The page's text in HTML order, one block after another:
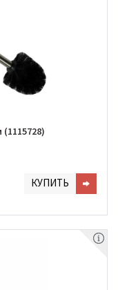
КУПИТЬ